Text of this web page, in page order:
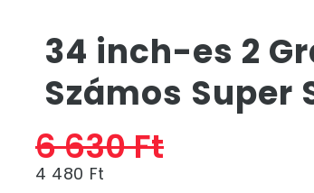
34 inch-es 2
Számos Super
6 630 Ft
4 480 Ft